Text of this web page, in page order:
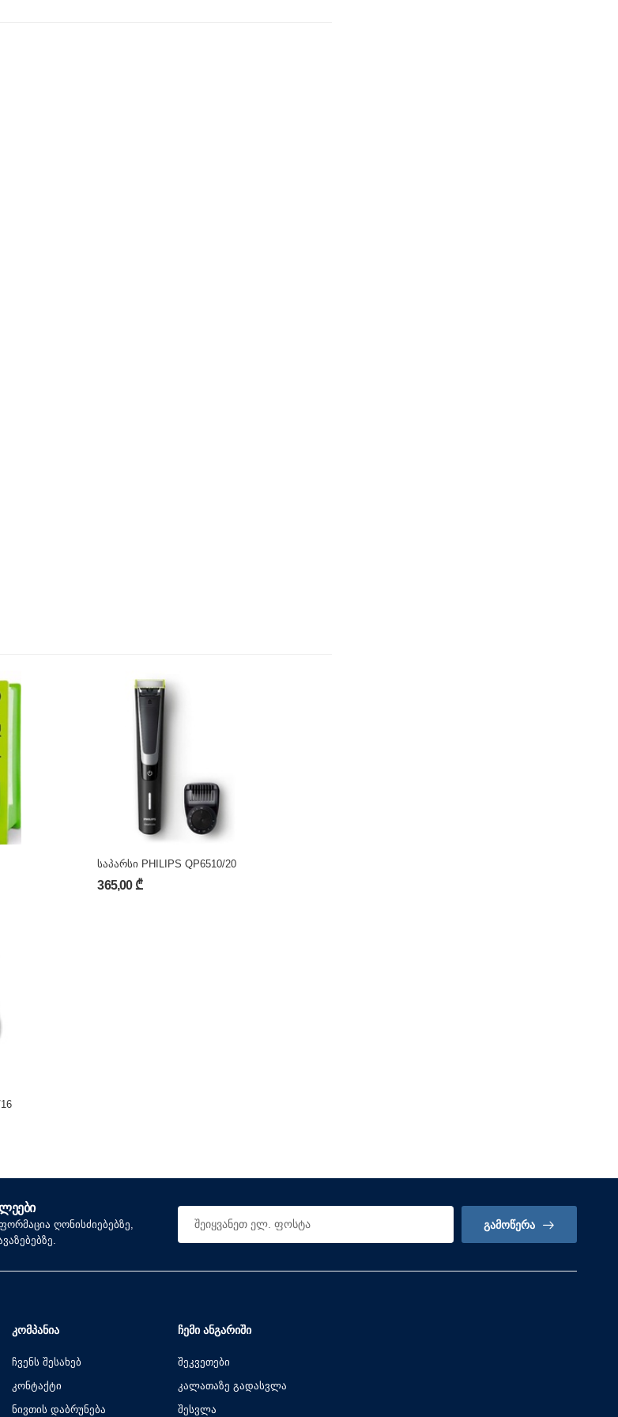
საპარსი PHILIPS QP6510/20
365,00 ₾
ღონისძიებებზე,
ᲒᲐᲛᲝᲬᲔᲠᲐ
ᲙᲝᲛᲞᲐᲜᲘᲐ
ჩვენს შესახებ
კონტაქტი
ნივთის დაბრუნება
ᲩᲔᲛᲘ ᲐᲜᲒᲐᲠᲘᲨᲘ
შეკვეთები
კალათაზე გადასვლა
შესვლა